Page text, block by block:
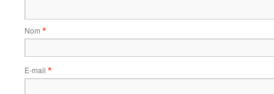
Nom *
E-mail *